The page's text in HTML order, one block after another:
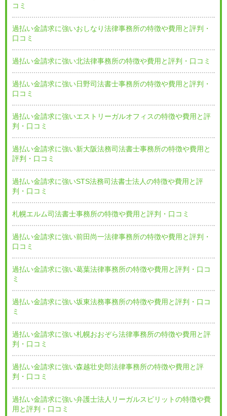
コミ
過払い金請求に強いおしなり法律事務所の特徴や費用と評判・
口コミ
過払い金請求に強い北法律事務所の特徴や費用と評判・口コミ
過払い金請求に強い日野司法書士事務所の特徴や費用と評判・
口コミ
過払い金請求に強いエストリーガルオフィスの特徴や費用と評
判・口コミ
過払い金請求に強い新大阪法務司法書士事務所の特徴や費用と
評判・口コミ
過払い金請求に強いSTS法務司法書士法人の特徴や費用と評
判・口コミ
札幌エルム司法書士事務所の特徴や費用と評判・口コミ
過払い金請求に強い前田尚一法律事務所の特徴や費用と評判・
口コミ
過払い金請求に強い葛葉法律事務所の特徴や費用と評判・口コ
ミ
過払い金請求に強い坂東法務事務所の特徴や費用と評判・口コ
ミ
過払い金請求に強い札幌おおぞら法律事務所の特徴や費用と評
判・口コミ
過払い金請求に強い森越壮史郎法律事務所の特徴や費用と評
判・口コミ
過払い金請求に強い弁護士法人リーガルスピリットの特徴や費
用と評判・口コミ